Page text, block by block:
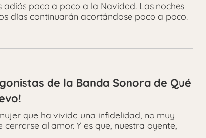
poco a poco a la Navidad. Las noches
días continuarán acortándose poco a poco.
de la Banda Sonora de Qué
que ha vivido una infidelidad, no muy
al amor. Y es que, nuestra oyente,